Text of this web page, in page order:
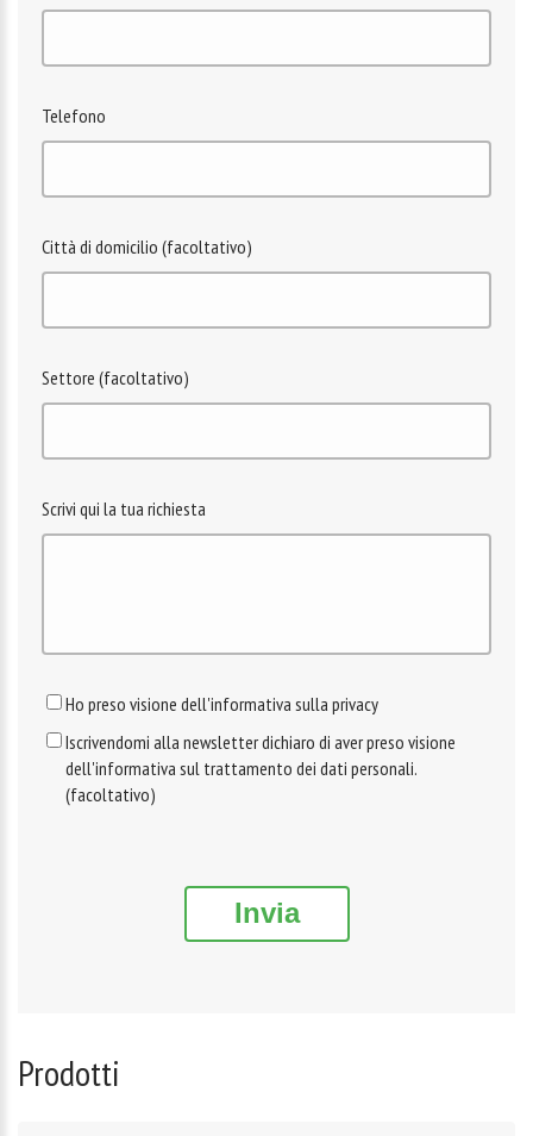
Telefono
Città di domicilio (facoltativo)
Settore (facoltativo)
Scrivi qui la tua richiesta
Ho preso visione dell'informativa sulla privacy
Iscrivendomi alla newsletter dichiaro di aver preso visione
dell'informativa sul trattamento dei dati personali.
(facoltativo)
Invia
Prodotti